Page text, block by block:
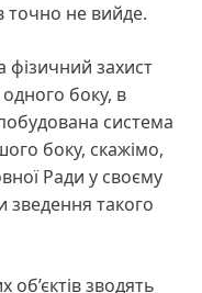
точно не вийде.
захист
боку, в
система
боку, скажімо,
Ради у своєму
зведення такого
зводять